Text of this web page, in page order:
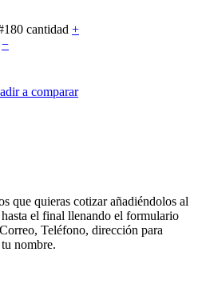
cantidad +
−
a comparar
que quieras cotizar añadiéndolos al
el final llenando el formulario
Teléfono, dirección para
nombre.